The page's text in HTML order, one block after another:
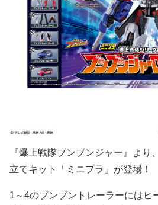
『爆上戦隊ブンブンジャー』より
立てキット「ミニプラ」が登場！
1～4のブンブントレーラーにはヒ